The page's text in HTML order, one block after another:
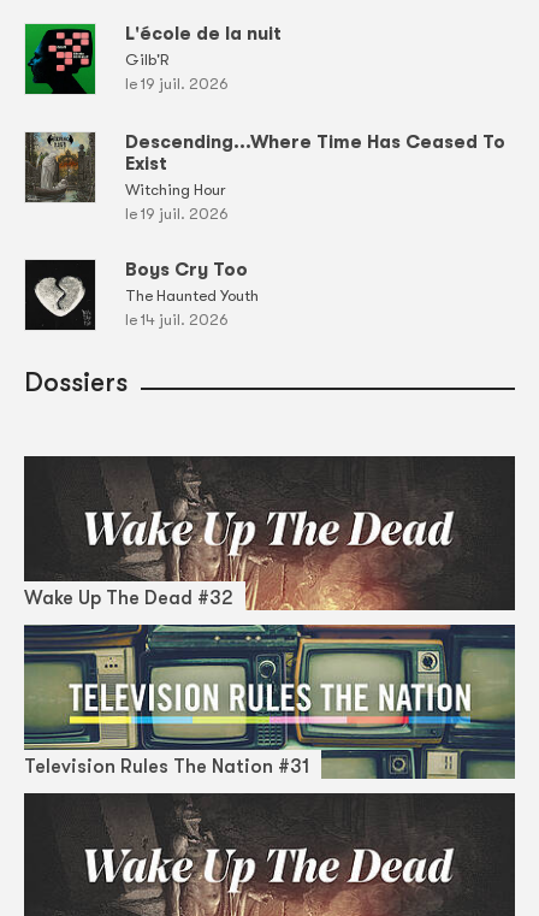
L'école de la nuit
Gilb'R
le 19 juil. 2026
Descending...Where Time Has Ceased To
Exist
Witching Hour
le 19 juil. 2026
Boys Cry Too
The Haunted Youth
le 14 juil. 2026
Dossiers
Wake Up The Dead #32
Television Rules The Nation #31